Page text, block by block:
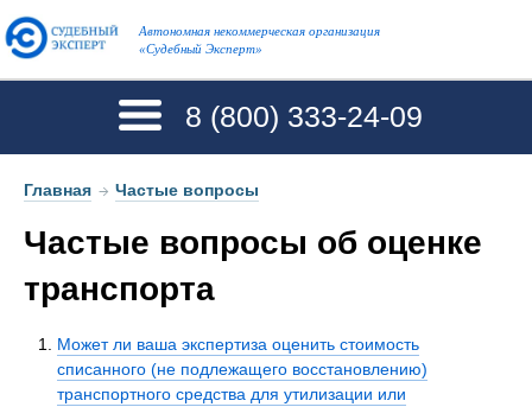
Автономная некоммерческая организация
«Судебный Эксперт»
8 (800) 333-24-09
Главная → Частые вопросы
Частые вопросы об оценке
транспорта
Может ли ваша экспертиза оценить стоимость
списанного (не подлежащего восстановлению)
транспортного средства для утилизации или